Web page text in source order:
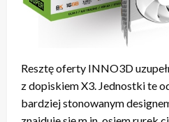
Resztę oferty INNO3D
z dopiskiem X3. Jednostki te
bardziej stonowanym